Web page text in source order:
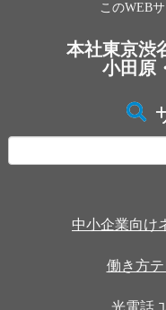
このWEB
本社東京渋
小田原
索:
中小企業向け
働き方
光電話.